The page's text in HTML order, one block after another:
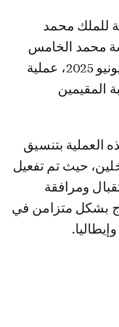
للملك محمد
محمد الخامس
للتضامن، يوم الثلاثاء 10 يونيو 2025، عملية
المقيمين
بتنسيق
حيث تم تفعيل
ومرافقة
بشكل متزامن في